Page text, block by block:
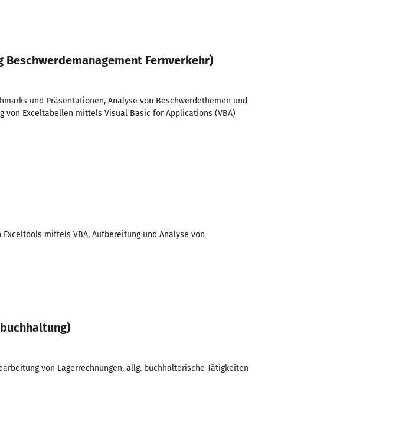
Fernverkehr)
und Präsentationen, Analyse von Beschwerdethemen und
Exceltabellen mittels Visual Basic for Applications (VBA)
mittels VBA, Aufbereitung und Analyse von
von Lagerrechnungen, allg. buchhalterische Tätigkeiten